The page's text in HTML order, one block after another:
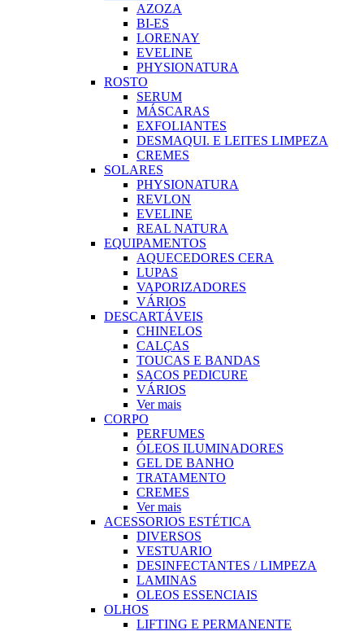
AZOZA
BI-ES
LORENAY
EVELINE
PHYSIONATURA
ROSTO
SERUM
MÁSCARAS
EXFOLIANTES
DESMAQUI. E LEITES LIMPEZA
CREMES
SOLARES
PHYSIONATURA
REVLON
EVELINE
REAL NATURA
EQUIPAMENTOS
AQUECEDORES CERA
LUPAS
VAPORIZADORES
VÁRIOS
DESCARTÁVEIS
CHINELOS
CALÇAS
TOUCAS E BANDAS
SACOS PEDICURE
VÁRIOS
Ver mais
CORPO
PERFUMES
ÓLEOS ILUMINADORES
GEL DE BANHO
TRATAMENTO
CREMES
Ver mais
ACESSORIOS ESTÉTICA
DIVERSOS
VESTUARIO
DESINFECTANTES / LIMPEZA
LAMINAS
OLEOS ESSENCIAIS
OLHOS
LIFTING E PERMANENTE